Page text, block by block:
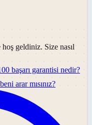
geldiniz. Size nasıl
başarı garantisi nedir?
arar mısınız?